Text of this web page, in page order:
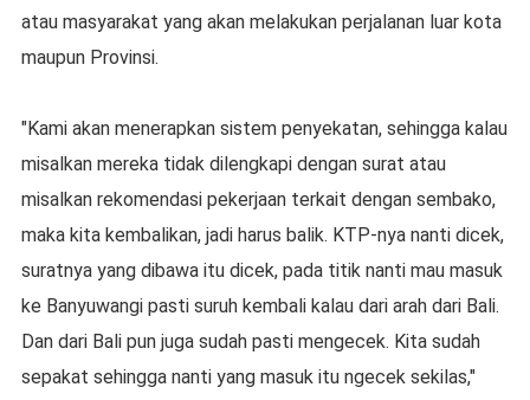
atau masyarakat yang akan melakukan perjalanan luar kota
maupun Provinsi.
"Kami akan menerapkan sistem penyekatan, sehingga kalau
misalkan mereka tidak dilengkapi dengan surat atau
misalkan rekomendasi pekerjaan terkait dengan sembako,
maka kita kembalikan, jadi harus balik. KTP-nya nanti dicek,
suratnya yang dibawa itu dicek, pada titik nanti mau masuk
ke Banyuwangi pasti suruh kembali kalau dari arah dari Bali.
Dan dari Bali pun juga sudah pasti mengecek. Kita sudah
sepakat sehingga nanti yang masuk itu ngecek sekilas,"